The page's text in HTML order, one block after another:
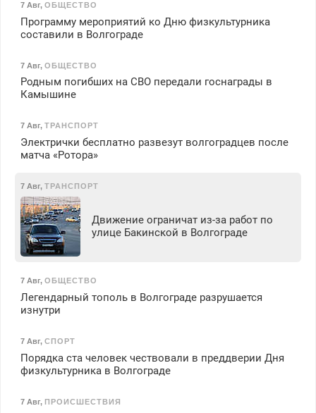
7 Авг, ОБЩЕСТВО
Программу мероприятий ко Дню физкультурника
составили в Волгограде
7 Авг, ОБЩЕСТВО
Родным погибших на СВО передали госнаграды в
Камышине
7 Авг, ТРАНСПОРТ
Электрички бесплатно развезут волгоградцев после
матча «Ротора»
7 Авг, ТРАНСПОРТ
Движение ограничат из-за работ по
улице Бакинской в Волгограде
7 Авг, ОБЩЕСТВО
Легендарный тополь в Волгограде разрушается
изнутри
7 Авг, СПОРТ
Порядка ста человек чествовали в преддверии Дня
физкультурника в Волгограде
7 Авг, ПРОИСШЕСТВИЯ